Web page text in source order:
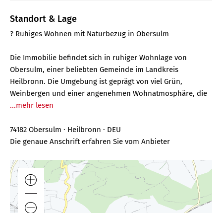
Standort & Lage
? Ruhiges Wohnen mit Naturbezug in Obersulm
Die Immobilie befindet sich in ruhiger Wohnlage von
Obersulm, einer beliebten Gemeinde im Landkreis
Heilbronn. Die Umgebung ist geprägt von viel Grün,
Weinbergen und einer angenehmen Wohnatmosphäre, die
...mehr lesen
74182 Obersulm · Heilbronn · DEU
Die genaue Anschrift erfahren Sie vom Anbieter